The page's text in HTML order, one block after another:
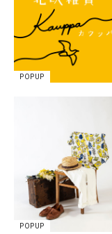
POPUP
POPUP